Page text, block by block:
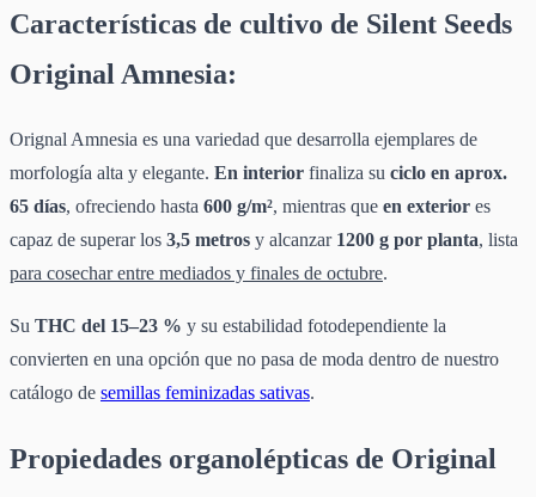
Características de cultivo de Silent Seeds
Original Amnesia:
Orignal Amnesia es una variedad que desarrolla ejemplares de
morfología alta y elegante. En interior finaliza su ciclo en aprox.
65 días, ofreciendo hasta 600 g/m², mientras que en exterior es
capaz de superar los 3,5 metros y alcanzar 1200 g por planta, lista
para cosechar entre mediados y finales de octubre.
Su THC del 15–23 % y su estabilidad fotodependiente la
convierten en una opción que no pasa de moda dentro de nuestro
catálogo de semillas feminizadas sativas.
Propiedades organolépticas de Original